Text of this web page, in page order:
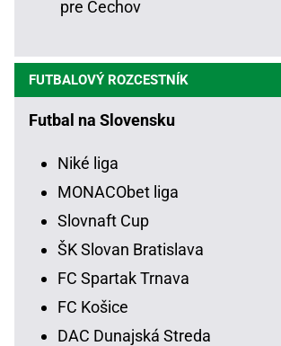
pre Čechov
FUTBALOVÝ ROZCESTNÍK
Futbal na Slovensku
Niké liga
MONACObet liga
Slovnaft Cup
ŠK Slovan Bratislava
FC Spartak Trnava
FC Košice
DAC Dunajská Streda